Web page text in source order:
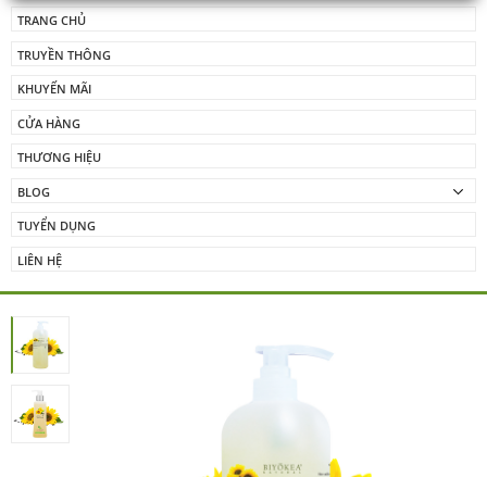
TRANG CHỦ
TRUYỀN THÔNG
KHUYẾN MÃI
CỬA HÀNG
THƯƠNG HIỆU
BLOG
TUYỂN DỤNG
LIÊN HỆ